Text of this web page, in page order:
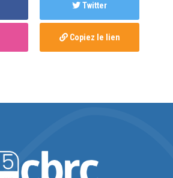
Twitter
Copiez le lien